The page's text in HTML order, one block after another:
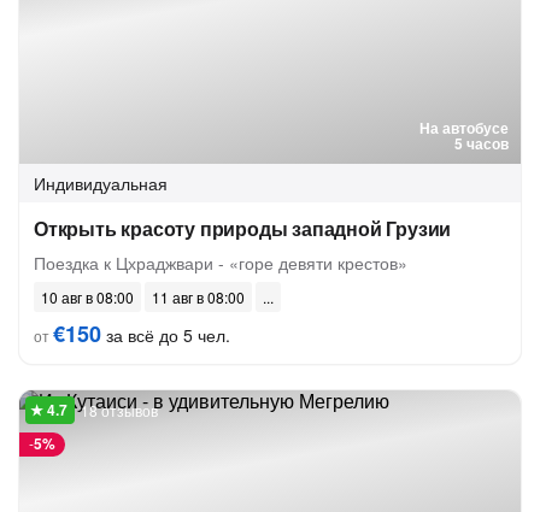
На автобусе
5 часов
Индивидуальная
Открыть красоту природы западной Грузии
Поездка к Цхраджвари - «горе девяти крестов»
10 авг в 08:00
11 авг в 08:00
от€150 за всё до 5 чел.
-5%
18 отзывов